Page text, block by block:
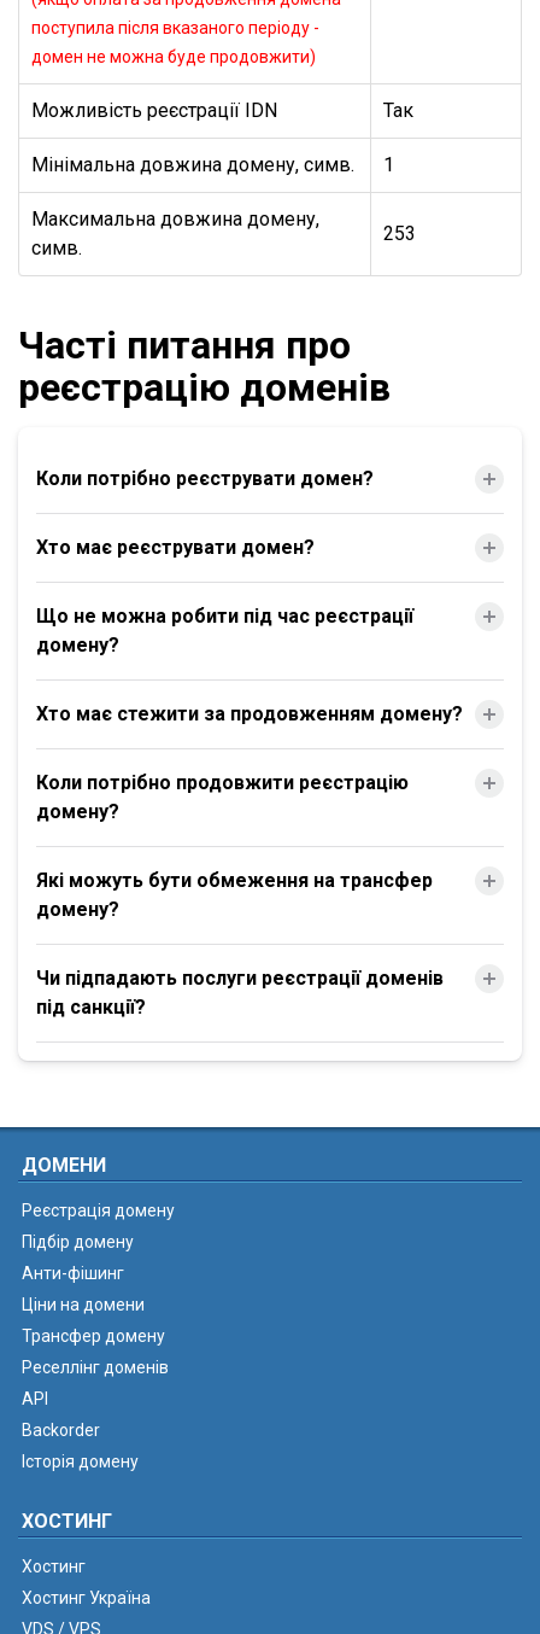
поступила після вказаного періоду -
домен не можна буде продовжити)
Можливість реєстрації IDN Так
Мінімальна довжина домену, симв. 1
Максимальна довжина домену,
симв.
253
Часті питання про
реєстрацію доменів
Коли потрібно реєструвати домен?
Хто має реєструвати домен?
Що не можна робити під час реєстрації
домену?
Хто має стежити за продовженням домену?
Коли потрібно продовжити реєстрацію
домену?
Які можуть бути обмеження на трансфер
домену?
Чи підпадають послуги реєстрації доменів
під санкції?
ДОМЕНИ
Реєстрація домену
Підбір домену
Анти-фішинг
Ціни на домени
Трансфер домену
Реселлінг доменів
API
Backorder
Історія домену
ХОСТИНГ
Хостинг
Хостинг Україна
VDS / VPS